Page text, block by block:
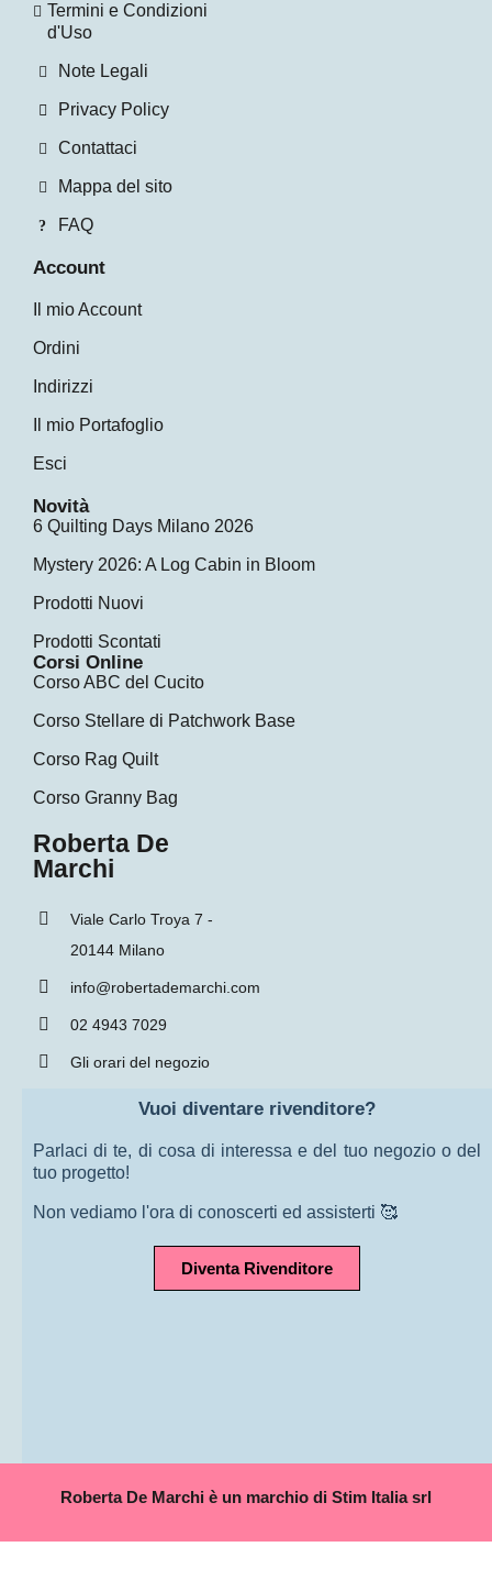
Termini e Condizioni
d'Uso
Note Legali
Privacy Policy
Contattaci
Mappa del sito
FAQ
Account
Il mio Account
Ordini
Indirizzi
Il mio Portafoglio
Esci
Novità
6 Quilting Days Milano 2026
Mystery 2026: A Log Cabin in Bloom
Prodotti Nuovi
Prodotti Scontati
Corsi Online
Corso ABC del Cucito
Corso Stellare di Patchwork Base
Corso Rag Quilt
Corso Granny Bag
Roberta De
Marchi
Viale Carlo Troya 7 -
20144 Milano
info@robertademarchi.com
02 4943 7029
Gli orari del negozio
Vuoi diventare rivenditore?
Parlaci di te, di cosa di interessa e del tuo negozio o del
tuo progetto!
Non vediamo l'ora di conoscerti ed assisterti 🥰
Diventa Rivenditore
Roberta De Marchi è un marchio di Stim Italia srl